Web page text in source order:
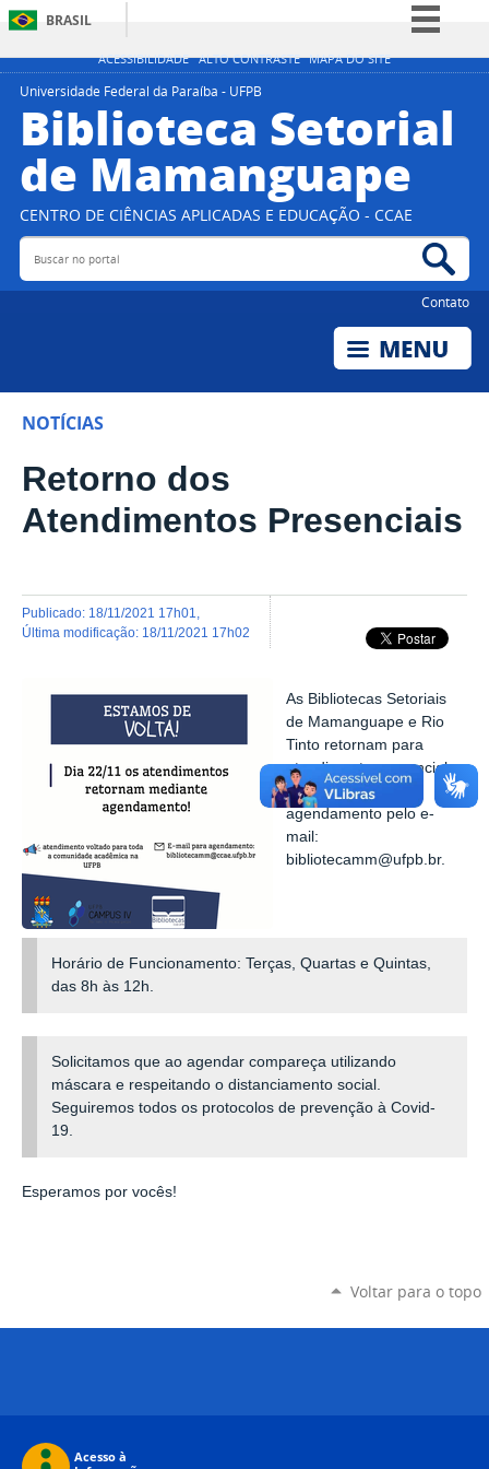
ACESSIBILIDADE ALTO CONTRASTE MAPA DO SITE
BRASIL
Simplifique!
Participe
Legislação
Canais
Universidade Federal da Paraíba - UFPB
Biblioteca Setorial
de Mamanguape
CENTRO DE CIÊNCIAS APLICADAS E EDUCAÇÃO - CCAE
Buscar no portal
Contato
NOTÍCIAS
Retorno dos
Atendimentos Presenciais
publicado: 18/11/2021 17h01
última modificação: 18/11/2021 17h02
As Bibliotecas Setoriais
de Mamanguape e Rio
Tinto retornam para
atendimento presencial
dia 22/11, mediante
agendamento pelo e-
mail:
bibliotecamm@ufpb.br.
Horário de Funcionamento: Terças, Quartas e Quintas,
das 8h às 12h.
Solicitamos que ao agendar compareça utilizando
máscara e respeitando o distanciamento social.
Seguiremos todos os protocolos de prevenção à Covid-
19.
Esperamos por vocês!
Voltar para o topo